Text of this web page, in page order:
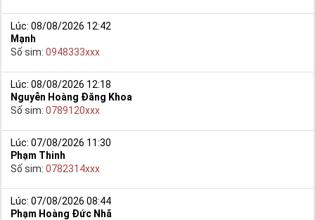
Lúc: 08/08/2026 12:42
Mạnh
Số sim: 0948333xxx
Lúc: 08/08/2026 12:18
Nguyễn Hoàng Đăng Khoa
Số sim: 0789120xxx
Lúc: 07/08/2026 11:30
Phạm Thinh
Số sim: 0782314xxx
Lúc: 07/08/2026 08:44
Phạm Hoàng Đức Nhã